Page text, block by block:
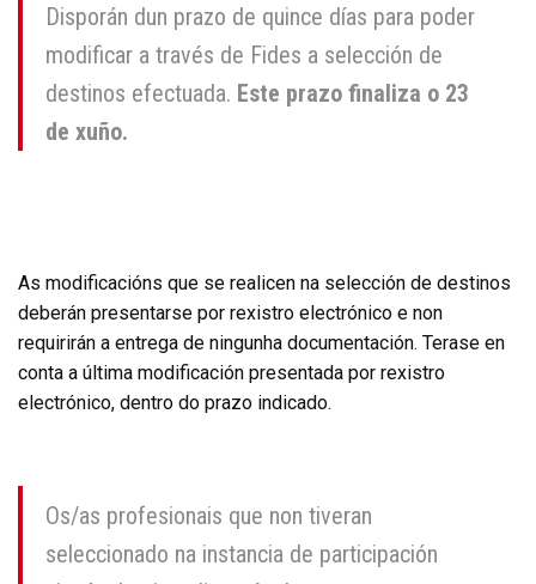
Disporán dun prazo de quince días para poder
modificar a través de Fides a selección de
destinos efectuada. Este prazo finaliza o 23
de xuño.
As modificacións que se realicen na selección de destinos
deberán presentarse por rexistro electrónico e non
requirirán a entrega de ningunha documentación. Terase en
conta a última modificación presentada por rexistro
electrónico, dentro do prazo indicado.
Os/as profesionais que non tiveran
seleccionado na instancia de participación